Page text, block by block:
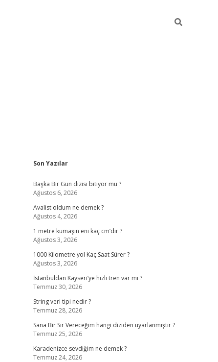
Sidebar
Son Yazılar
Başka Bir Gün dizisi bitiyor mu ?
Ağustos 6, 2026
Avalist oldum ne demek ?
Ağustos 4, 2026
1 metre kumaşın eni kaç cm’dir ?
Ağustos 3, 2026
1000 Kilometre yol Kaç Saat Sürer ?
Ağustos 3, 2026
İstanbuldan Kayseri’ye hızlı tren var mı ?
Temmuz 30, 2026
String veri tipi nedir ?
Temmuz 28, 2026
Sana Bir Sır Vereceğim hangi diziden uyarlanmıştır ?
Temmuz 25, 2026
Karadenizce sevdiğim ne demek ?
Temmuz 24, 2026